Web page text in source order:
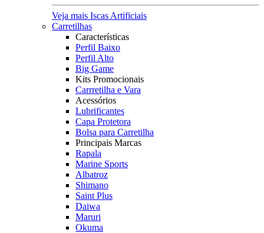
Veja mais Iscas Artificiais
Carretilhas
Características
Perfil Baixo
Perfil Alto
Big Game
Kits Promocionais
Carrretilha e Vara
Acessórios
Lubrificantes
Capa Protetora
Bolsa para Carretilha
Principais Marcas
Rapala
Marine Sports
Albatroz
Shimano
Saint Plus
Daiwa
Maruri
Okuma